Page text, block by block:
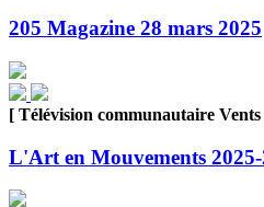
205 Magazine 28 mars 2025
[ Télévision communautaire
L'Art en Mouvements